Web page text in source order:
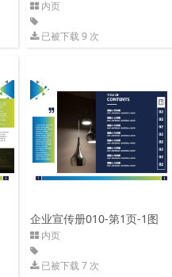
内页
已被下载 9 次
企业宣传册010-第1页-1图
内页
已被下载 7 次